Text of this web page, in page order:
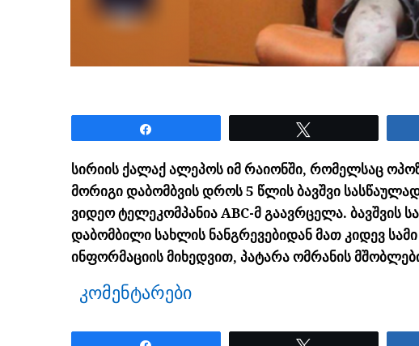
სირიის ქალაქ ალეპოს იმ რაიონში, რომელსაც
მორიგი დაბომბვის დროს 5 წლის ბავშვი
ვიდეო ტელეკომპანია ABC-მ გაავრცელა. ბავშვის
დაბომბილი სახლის ნანგრევებიდან მათ კიდევ სამი
ინფორმაციის მიხედვით, პატარა ომრანის
კომენტარები